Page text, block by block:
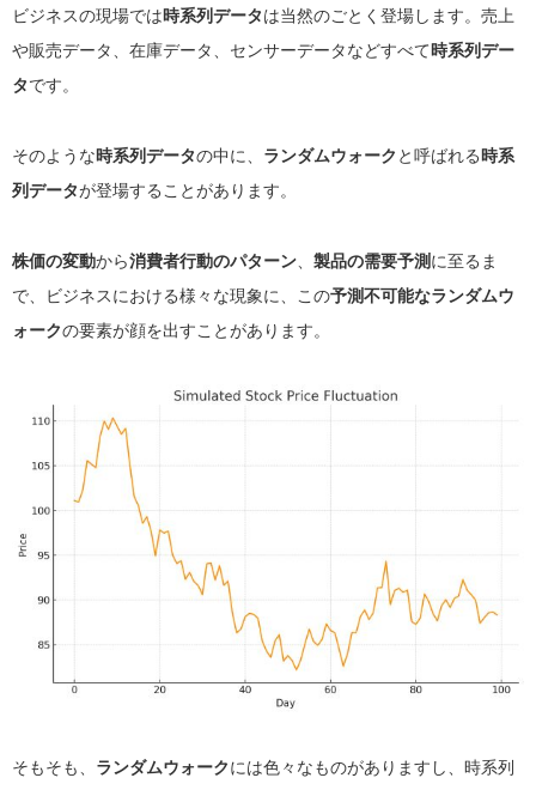
ビジネスの現場では時系列データは当然のごとく登場します。売上
や販売データ、在庫データ、センサーデータなどすべて時系列デー
タです。
そのような時系列データの中に、 ランダムウォーク と呼ばれる時系
列データが登場することがあります。
株価の変動から消費者行動のパターン 製品の需要予測に至るま
で、ビジネスにおける様々な現象に、この予測不可能なランダムウ
ォークの要素が顔を出すことがあります。
そもそも、 ランダムウォークには色々なものがありますし、時系列